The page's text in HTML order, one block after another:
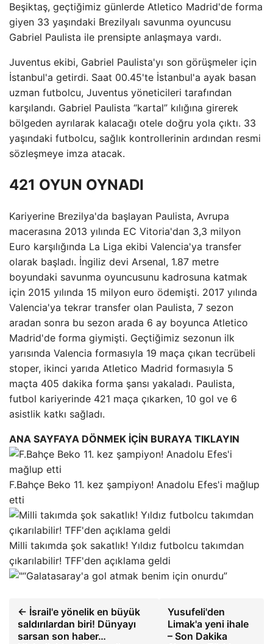
Beşiktaş, geçtiğimiz günlerde Atletico Madrid'de forma
giyen 33 yaşındaki Brezilyalı savunma oyuncusu
Gabriel Paulista ile prensipte anlaşmaya vardı.
Juventus ekibi, Gabriel Paulista'yı son görüşmeler için
İstanbul'a getirdi. Saat 00.45'te İstanbul'a ayak basan
uzman futbolcu, Juventus yöneticileri tarafından
karşılandı. Gabriel Paulista “kartal” kılığına girerek
bölgeden ayrılarak kalacağı otele doğru yola çıktı. 33
yaşındaki futbolcu, sağlık kontrollerinin ardından resmi
sözleşmeye imza atacak.
421 OYUN OYNADI
Kariyerine Brezilya'da başlayan Paulista, Avrupa
macerasına 2013 yılında EC Vitoria'dan 3,3 milyon
Euro karşılığında La Liga ekibi Valencia'ya transfer
olarak başladı. İngiliz devi Arsenal, 1.87 metre
boyundaki savunma oyuncusunu kadrosuna katmak
için 2015 yılında 15 milyon euro ödemişti. 2017 yılında
Valencia'ya tekrar transfer olan Paulista, 7 sezon
aradan sonra bu sezon arada 6 ay boyunca Atletico
Madrid'de forma giymişti. Geçtiğimiz sezonun ilk
yarısında Valencia formasıyla 19 maça çıkan tecrübeli
stoper, ikinci yarıda Atletico Madrid formasıyla 5
maçta 405 dakika forma şansı yakaladı. Paulista,
futbol kariyerinde 421 maça çıkarken, 10 gol ve 6
asistlik katkı sağladı.
ANA SAYFAYA DÖNMEK İÇİN BURAYA TIKLAYIN
F.Bahçe Beko 11. kez şampiyon! Anadolu Efes'i mağlup
etti
Milli takımda şok sakatlık! Yıldız futbolcu takımdan
çıkarılabilir! TFF'den açıklama geldi
“Galatasaray'a gol atmak benim için onurdu”
← İsrail'e yönelik en büyük
saldırılardan biri! Dünyayı
sarsan son haber…
Yusufeli'den
Limak'a yeni ihale
– Son Dakika